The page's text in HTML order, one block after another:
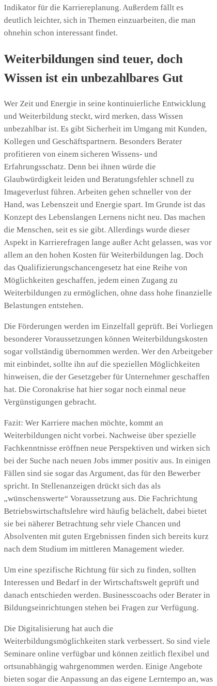
Indikator für die Karriereplanung. Außerdem fällt es
deutlich leichter, sich in Themen einzuarbeiten, die man
ohnehin schon interessant findet.
Weiterbildungen sind teuer, doch
Wissen ist ein unbezahlbares Gut
Wer Zeit und Energie in seine kontinuierliche Entwicklung
und Weiterbildung steckt, wird merken, dass Wissen
unbezahlbar ist. Es gibt Sicherheit im Umgang mit Kunden,
Kollegen und Geschäftspartnern. Besonders Berater
profitieren von einem sicheren Wissens- und
Erfahrungsschatz. Denn bei ihnen würde die
Glaubwürdigkeit leiden und Beratungsfehler schnell zu
Imageverlust führen. Arbeiten gehen schneller von der
Hand, was Lebenszeit und Energie spart. Im Grunde ist das
Konzept des Lebenslangen Lernens nicht neu. Das machen
die Menschen, seit es sie gibt. Allerdings wurde dieser
Aspekt in Karrierefragen lange außer Acht gelassen, was vor
allem an den hohen Kosten für Weiterbildungen lag. Doch
das Qualifizierungschancengesetz hat eine Reihe von
Möglichkeiten geschaffen, jedem einen Zugang zu
Weiterbildungen zu ermöglichen, ohne dass hohe finanzielle
Belastungen entstehen.
Die Förderungen werden im Einzelfall geprüft. Bei Vorliegen
besonderer Voraussetzungen können Weiterbildungskosten
sogar vollständig übernommen werden. Wer den Arbeitgeber
mit einbindet, sollte ihn auf die speziellen Möglichkeiten
hinweisen, die der Gesetzgeber für Unternehmer geschaffen
hat. Die Coronakrise hat hier sogar noch einmal neue
Vergünstigungen gebracht.
Fazit: Wer Karriere machen möchte, kommt an
Weiterbildungen nicht vorbei. Nachweise über spezielle
Fachkenntnisse eröffnen neue Perspektiven und wirken sich
bei der Suche nach neuen Jobs immer positiv aus. In einigen
Fällen sind sie sogar das Argument, das für den Bewerber
spricht. In Stellenanzeigen drückt sich das als
„wünschenswerte“ Voraussetzung aus. Die Fachrichtung
Betriebswirtschaftslehre wird häufig belächelt, dabei bietet
sie bei näherer Betrachtung sehr viele Chancen und
Absolventen mit guten Ergebnissen finden sich bereits kurz
nach dem Studium im mittleren Management wieder.
Um eine spezifische Richtung für sich zu finden, sollten
Interessen und Bedarf in der Wirtschaftswelt geprüft und
danach entschieden werden. Businesscoachs oder Berater in
Bildungseinrichtungen stehen bei Fragen zur Verfügung.
Die Digitalisierung hat auch die
Weiterbildungsmöglichkeiten stark verbessert. So sind viele
Seminare online verfügbar und können zeitlich flexibel und
ortsunabhängig wahrgenommen werden. Einige Angebote
bieten sogar die Anpassung an das eigene Lerntempo an, was